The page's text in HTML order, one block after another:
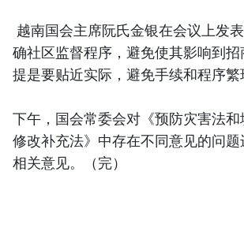
越南国会主席阮氏金银在会议上发
确社区监督程序，避免使其影响到
提是要贴近实际，避免手续和程序繁
下午，国会常委会对《预防灾害法
修改补充法》中存在不同意见的问
相关意见。（完）